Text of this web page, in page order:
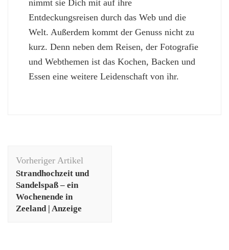
nimmt sie Dich mit auf ihre
Entdeckungsreisen durch das Web und die
Welt. Außerdem kommt der Genuss nicht zu
kurz. Denn neben dem Reisen, der Fotografie
und Webthemen ist das Kochen, Backen und
Essen eine weitere Leidenschaft von ihr.
Vorheriger Artikel
Strandhochzeit und
Sandelspaß – ein
Wochenende in
Zeeland | Anzeige